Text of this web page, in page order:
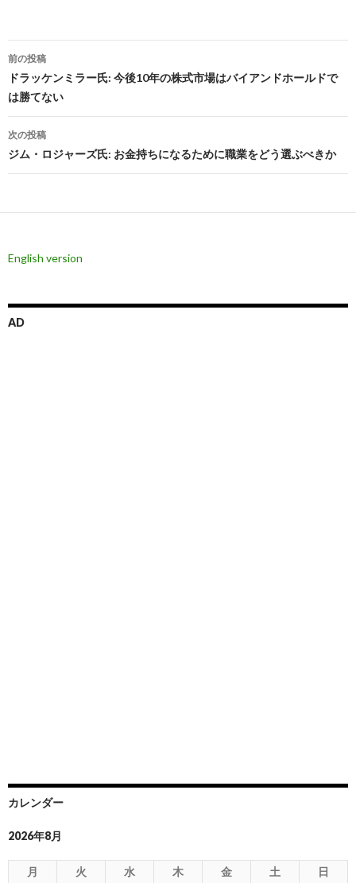
投
稿
ナ
ビ
ゲ
シ
前の投稿
ドラッケンミラー氏: 今後10年の株式市場はバイアンドホールドで
は勝てない
次の投稿
ジム・ロジャーズ氏: お金持ちになるために職業をどう選ぶべきか
English version
AD
カレンダー
2026年8月
月 火 水 木 金 土 日